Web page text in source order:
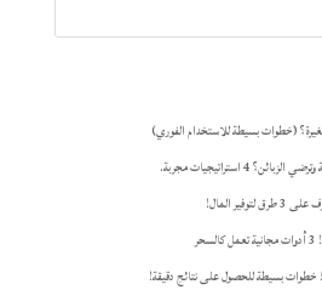
(خطوات بسيطة للاستخدام الفوري)
استراتيجيات مجربة.
المال!